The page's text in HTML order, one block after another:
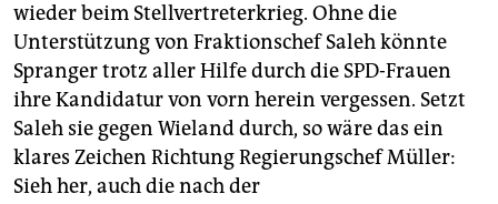
wieder beim Stellvertreterkrieg. Ohne die
Unterstützung von Fraktionschef Saleh könnte
Spranger trotz aller Hilfe durch die SPD-Frauen
ihre Kandidatur von vorn herein vergessen. Setzt
Saleh sie gegen Wieland durch, so wäre das ein
klares Zeichen Richtung Regierungschef Müller:
Sieh her, auch die nach der